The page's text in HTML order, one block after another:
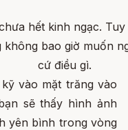
hết kinh ngạc.
bao giờ muốn
cứ điều gì.
vào mặt trăng vào
sẽ thấy hình ảnh
yên bình trong vòng